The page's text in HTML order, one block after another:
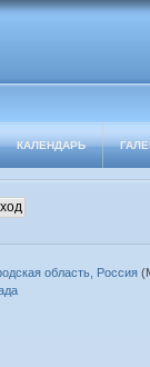
КАЛЕНДАРЬ
область, Россия